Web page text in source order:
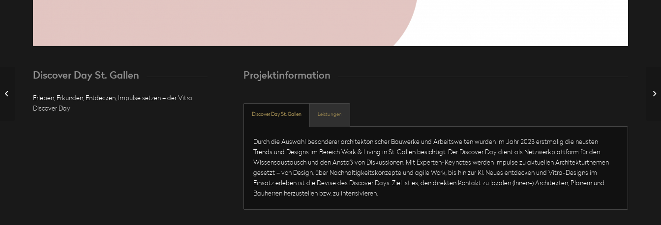
Discover Day St. Gallen
Erleben, Erkunden, Entdecken, Impulse setzen – der Vitra
Discover Day
Projektinformation
Discover Day St. Gallen Leistungen
Durch die Auswahl besonderer architektonischer Bauwerke und Arbeitswelten wurden im Jahr 2023 erstmalig die neusten
Trends und Designs im Bereich Work & Living in St. Gallen besichtigt. Der Discover Day dient als Netzwerkplattform für den
Wissensaustausch und den Anstoß von Diskussionen. Mit Experten-Keynotes werden Impulse zu aktuellen Architekturthemen
gesetzt – von Design, über Nachhaltigkeitskonzepte und agile Work, bis hin zur KI. Neues entdecken und Vitra-Designs im
Einsatz erleben ist die Devise des Discover Days. Ziel ist es, den direkten Kontakt zu lokalen (Innen-) Architekten, Planern und
Bauherren herzustellen bzw. zu intensivieren.